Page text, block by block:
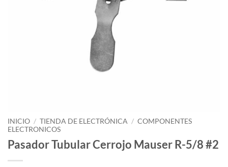
INICIO / TIENDA DE ELECTRÓNICA / COMPONENTES
ELECTRONICOS
Pasador Tubular Cerrojo Mauser R-5/8 #2